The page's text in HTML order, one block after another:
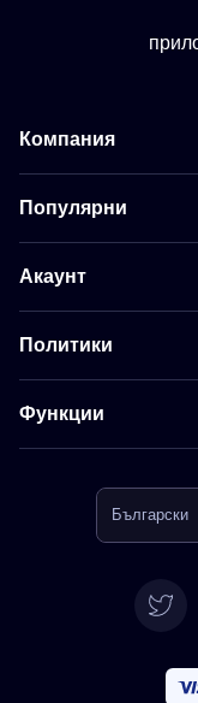
Компания
Популярни
Акаунт
Политики
Функции
Български
Deutsch
Español